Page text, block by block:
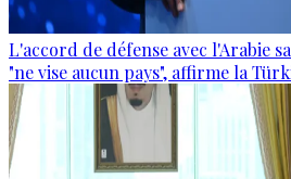
L'accord de défense avec l'Arabie
"ne vise aucun pays", affirme la